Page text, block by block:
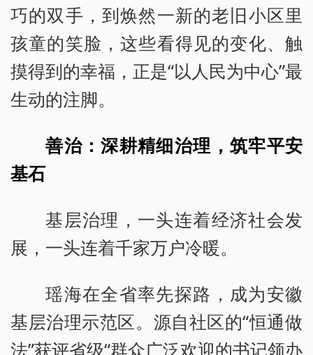
巧的双手，到焕然一新的老旧小区里
孩童的笑脸，这些看得见的变化、触
摸得到的幸福，正是“以人民为中心”最
生动的注脚。
善治：深耕精细治理，筑牢平安
基石
基层治理，一头连着经济社会发
展，一头连着千家万户冷暖。
瑶海在全省率先探路，成为安徽
基层治理示范区。源自社区的“恒通做
法”获评省级“群众广泛欢迎的书记领办